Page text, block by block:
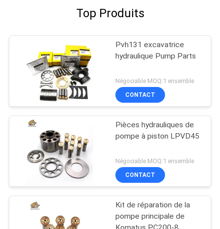
Top Produits
Pvh131 excavatrice
hydraulique Pump Parts
Négociable MOQ:1 ensemble
CONTACT
Pièces hydrauliques de
pompe à piston LPVD45
Négociable MOQ:1 ensemble
CONTACT
Kit de réparation de la
pompe principale de